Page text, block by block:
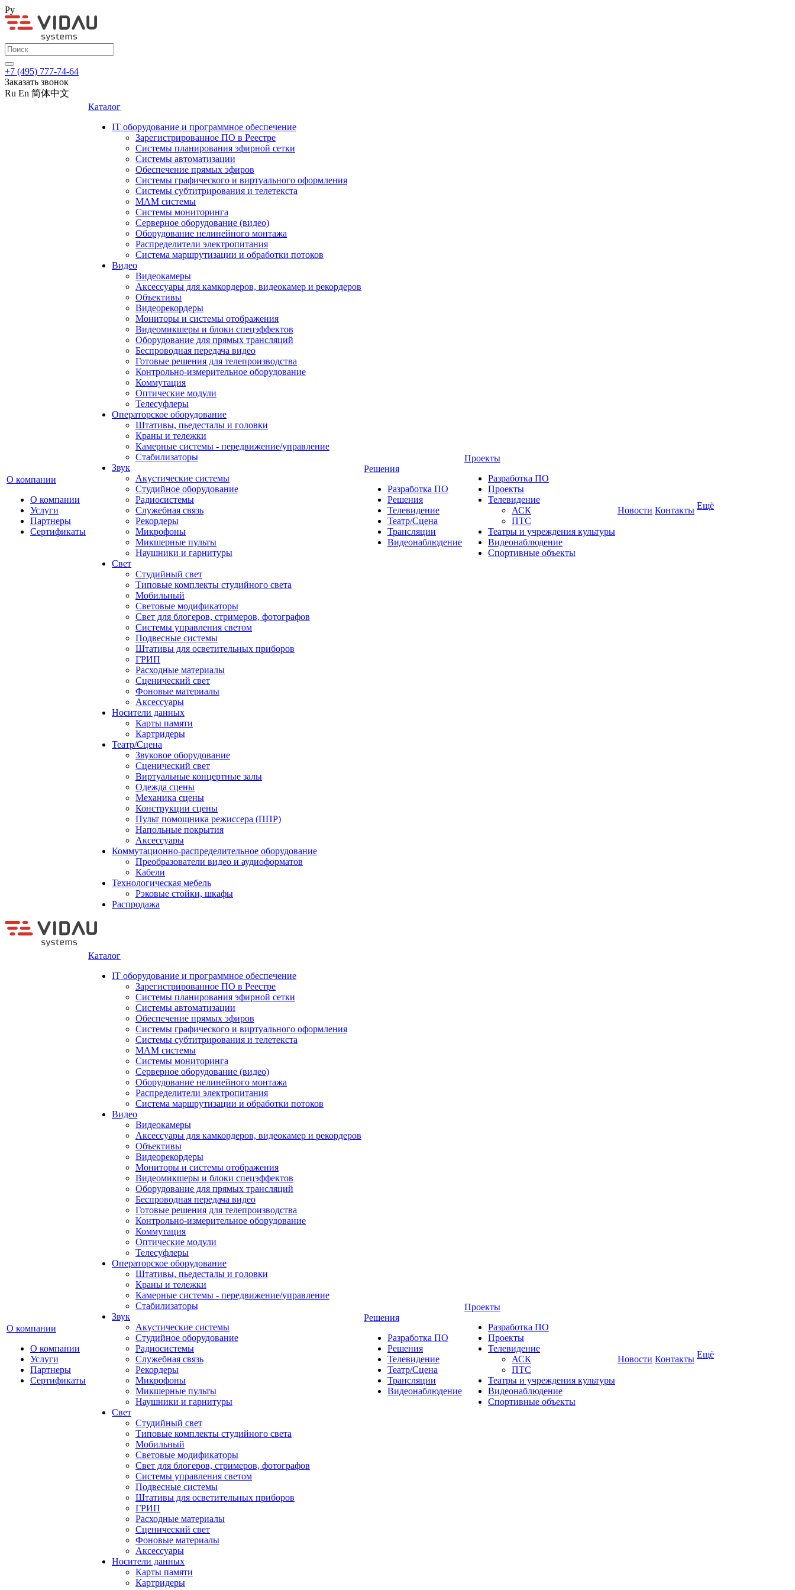
Ру
+7 (495) 777-74-64
Заказать звонок
Ru En 简体中文
О компании
О компании
Услуги
Партнеры
Сертификаты
Каталог
IT оборудование и программное обеспечение
Зарегистрированное ПО в Реестре
Системы планирования эфирной сетки
Системы автоматизации
Обеспечение прямых эфиров
Системы графического и виртуального оформления
Системы субтитрирования и телетекста
MAM системы
Системы мониторинга
Серверное оборудование (видео)
Оборудование нелинейного монтажа
Распределители электропитания
Система маршрутизации и обработки потоков
Видео
Видеокамеры
Аксессуары для камкордеров, видеокамер и рекордеров
Объективы
Видеорекордеры
Мониторы и системы отображения
Видеомикшеры и блоки спецэффектов
Оборудование для прямых трансляций
Беспроводная передача видео
Готовые решения для телепроизводства
Контрольно-измерительное оборудование
Коммутация
Оптические модули
Телесуфлеры
Операторское оборудование
Штативы, пьедесталы и головки
Краны и тележки
Камерные системы - передвижение/управление
Стабилизаторы
Звук
Акустические системы
Студийное оборудование
Радиосистемы
Служебная связь
Рекордеры
Микрофоны
Микшерные пульты
Наушники и гарнитуры
Свет
Студийный свет
Типовые комплекты студийного света
Мобильный
Световые модификаторы
Свет для блогеров, стримеров, фотографов
Системы управления светом
Подвесные системы
Штативы для осветительных приборов
ГРИП
Расходные материалы
Сценический свет
Фоновые материалы
Аксессуары
Носители данных
Карты памяти
Картридеры
Театр/Сцена
Звуковое оборудование
Сценический свет
Виртуальные концертные залы
Одежда сцены
Механика сцены
Конструкции сцены
Пульт помощника режиссера (ППР)
Напольные покрытия
Аксессуары
Коммутационно-распределительное оборудование
Преобразователи видео и аудиоформатов
Кабели
Технологическая мебель
Рэковые стойки, шкафы
Распродажа
Решения
Разработка ПО
Решения
Телевидение
Театр/Сцена
Трансляции
Видеонаблюдение
Проекты
Разработка ПО
Проекты
Телевидение
АСК
ПТС
Театры и учреждения культуры
Видеонаблюдение
Спортивные объекты
Новости Контакты Ещё
О компании
О компании
Услуги
Партнеры
Сертификаты
Каталог
IT оборудование и программное обеспечение
Зарегистрированное ПО в Реестре
Системы планирования эфирной сетки
Системы автоматизации
Обеспечение прямых эфиров
Системы графического и виртуального оформления
Системы субтитрирования и телетекста
MAM системы
Системы мониторинга
Серверное оборудование (видео)
Оборудование нелинейного монтажа
Распределители электропитания
Система маршрутизации и обработки потоков
Видео
Видеокамеры
Аксессуары для камкордеров, видеокамер и рекордеров
Объективы
Видеорекордеры
Мониторы и системы отображения
Видеомикшеры и блоки спецэффектов
Оборудование для прямых трансляций
Беспроводная передача видео
Готовые решения для телепроизводства
Контрольно-измерительное оборудование
Коммутация
Оптические модули
Телесуфлеры
Операторское оборудование
Штативы, пьедесталы и головки
Краны и тележки
Камерные системы - передвижение/управление
Стабилизаторы
Звук
Акустические системы
Студийное оборудование
Радиосистемы
Служебная связь
Рекордеры
Микрофоны
Микшерные пульты
Наушники и гарнитуры
Свет
Студийный свет
Типовые комплекты студийного света
Мобильный
Световые модификаторы
Свет для блогеров, стримеров, фотографов
Системы управления светом
Подвесные системы
Штативы для осветительных приборов
ГРИП
Расходные материалы
Сценический свет
Фоновые материалы
Аксессуары
Носители данных
Карты памяти
Картридеры
Решения
Разработка ПО
Решения
Телевидение
Театр/Сцена
Трансляции
Видеонаблюдение
Проекты
Разработка ПО
Проекты
Телевидение
АСК
ПТС
Театры и учреждения культуры
Видеонаблюдение
Спортивные объекты
Новости Контакты Ещё